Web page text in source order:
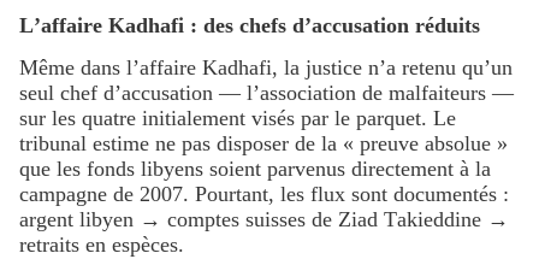
L’affaire Kadhafi : des chefs d’accusation réduits
Même dans l’affaire Kadhafi, la justice n’a retenu qu’un
seul chef d’accusation — l’association de malfaiteurs —
sur les quatre initialement visés par le parquet. Le
tribunal estime ne pas disposer de la « preuve absolue »
que les fonds libyens soient parvenus directement à la
campagne de 2007. Pourtant, les flux sont documentés :
argent libyen → comptes suisses de Ziad Takieddine →
retraits en espèces.